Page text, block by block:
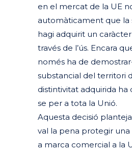
en el mercat de la UE
automàticament que la
hagi adquirit un
través de l’ús. Encara
només ha de
substancial del territori
distintivitat adquirida ha
se per a tota la Unió.
Aquesta decisió
val la pena protegir
a marca comercial a la